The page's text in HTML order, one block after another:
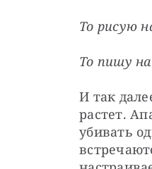
То рисую
То пишу
И так
растет.
убивать